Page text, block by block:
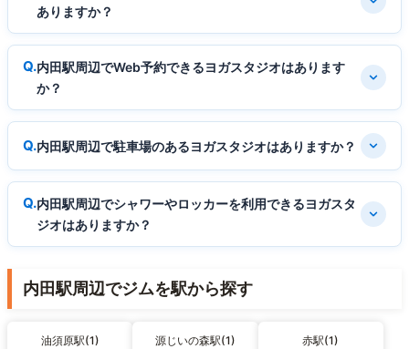
ありますか？
内田駅周辺でWeb予約できるヨガスタジオはあります
か？
内田駅周辺で駐車場のあるヨガスタジオはありますか？
内田駅周辺でシャワーやロッカーを利用できるヨガスタ
ジオはありますか？
内田駅周辺でジムを駅から探す
油須原駅(1) 源じいの森駅(1) 赤駅(1)